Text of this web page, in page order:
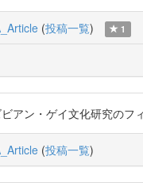
(投稿一覧) 1
アン・ゲイ文化研究の
(投稿一覧)